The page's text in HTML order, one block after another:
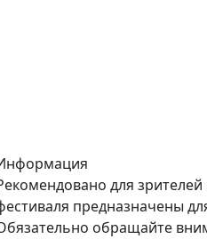
для
предназначены
обращайте